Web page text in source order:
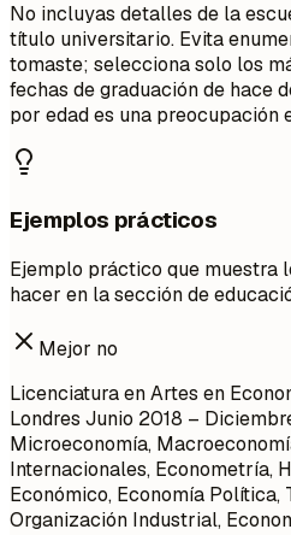
No incluyas detalles de la
título universitario. Evita
tomaste; selecciona solo los
fechas de graduación de hace
por edad es una preocupación
Ejemplos prácticos
Ejemplo práctico que muestra
hacer en la sección de
Mejor no
Licenciatura en Artes en
Londres Junio 2018 –
Microeconomía,
Internacionales, Econometría,
Económico, Economía Política,
Organización Industrial,